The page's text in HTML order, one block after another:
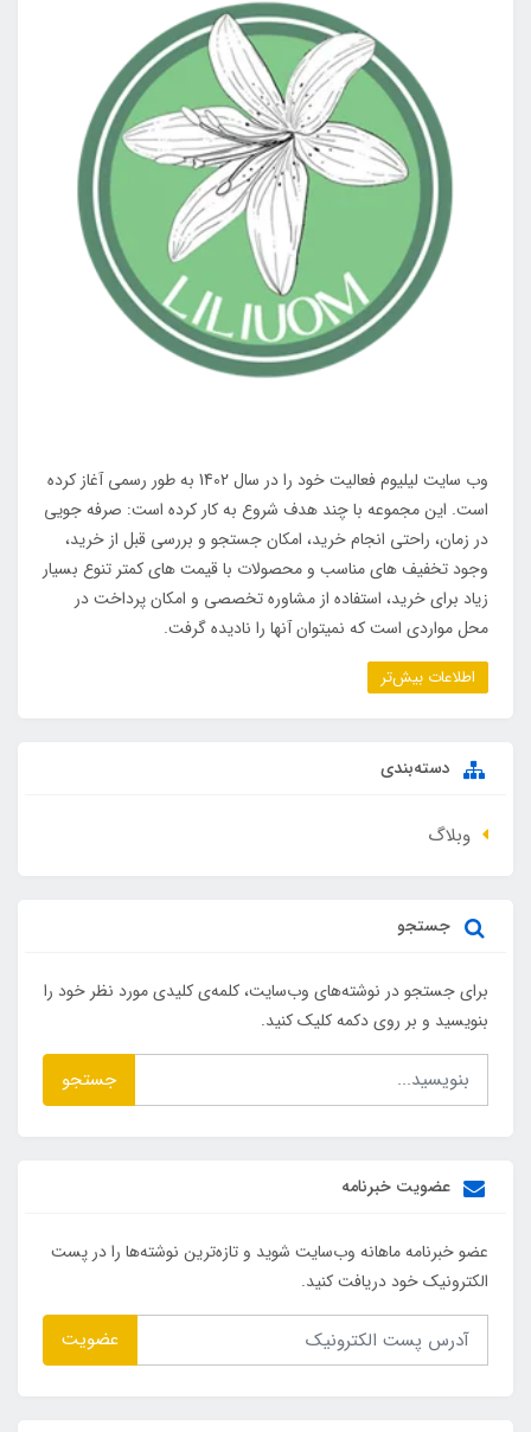
وب سایت لیلیوم فعالیت خود را در سال 1402 به طور رسمی آغاز کرده
است. این مجموعه با چند هدف شروع به کار کرده است: صرفه جویی
در زمان، راحتی انجام خرید، امکان جستجو و بررسی قبل از خرید،
وجود تخفیف های مناسب و محصولات با قیمت های کمتر تنوع بسیار
زیاد برای خرید، استفاده از مشاوره تخصصی و امکان پرداخت در
محل مواردی است که نمیتوان آنها را نادیده گرفت.
اطلاعات بیش‌تر
دسته‌بندی
وبلاگ
جستجو
برای جستجو در نوشته‌های وب‌سایت، کلمه‌ی کلیدی مورد نظر خود را
بنویسید و بر روی دکمه کلیک کنید.
جستجو
عضویت خبرنامه
عضو خبرنامه ماهانه وب‌سایت شوید و تازه‌ترین نوشته‌ها را در پست
الکترونیک خود دریافت کنید.
عضویت